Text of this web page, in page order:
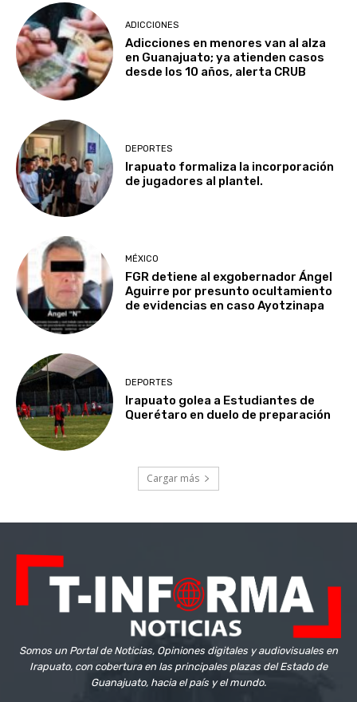
ADICCIONES
Adicciones en menores van al alza
en Guanajuato; ya atienden casos
desde los 10 años, alerta CRUB
DEPORTES
Irapuato formaliza la incorporación
de jugadores al plantel.
MÉXICO
FGR detiene al exgobernador Ángel
Aguirre por presunto ocultamiento
de evidencias en caso Ayotzinapa
DEPORTES
Irapuato golea a Estudiantes de
Querétaro en duelo de preparación
Cargar más
Somos un Portal de Noticias, Opiniones digitales y audiovisuales en
Irapuato, con cobertura en las principales plazas del Estado de
Guanajuato, hacia el país y el mundo.